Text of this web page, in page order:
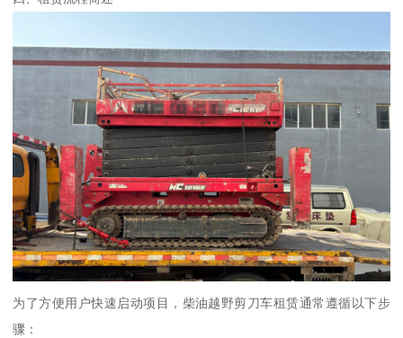
为了方便用户快速启动项目，柴油越野剪刀车租赁通常遵循以下步
骤：